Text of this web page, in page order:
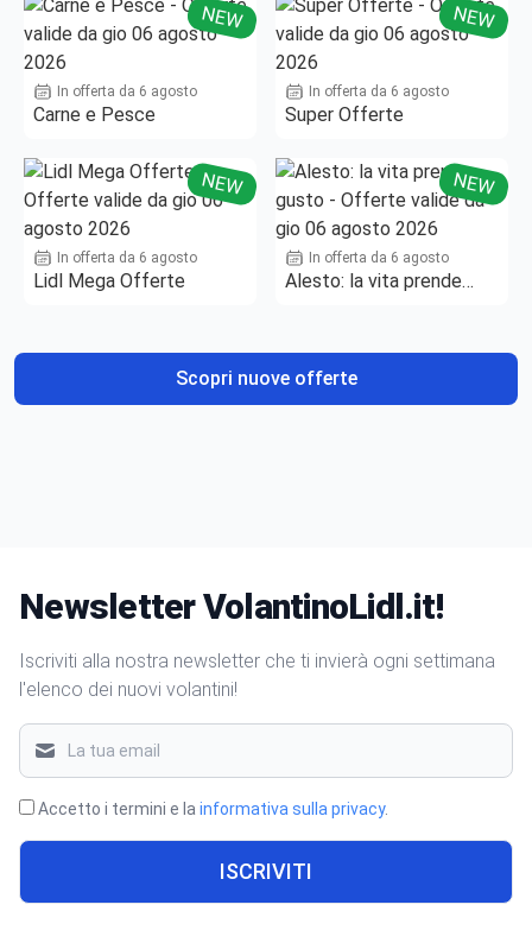
NEW
In offerta da 6 agosto
Carne e Pesce
NEW
In offerta da 6 agosto
Super Offerte
NEW
In offerta da 6 agosto
Lidl Mega Offerte
NEW
In offerta da 6 agosto
Alesto: la vita prende
Scopri nuove offerte
Newsletter VolantinoLidl.it!
Iscriviti alla nostra newsletter che ti invierà ogni settimana
l'elenco dei nuovi volantini!
Accetto i termini e la informativa sulla privacy.
ISCRIVITI